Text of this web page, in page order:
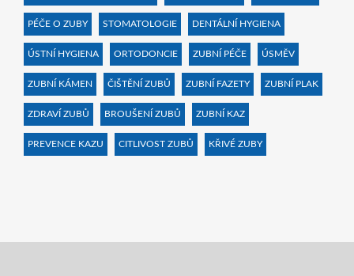
PÉČE O ZUBY STOMATOLOGIE DENTÁLNÍ HYGIENA
ÚSTNÍ HYGIENA ORTODONCIE ZUBNÍ PÉČE ÚSMĚV
ZUBNÍ KÁMEN ČIŠTĚNÍ ZUBŮ ZUBNÍ FAZETY ZUBNÍ PLAK
ZDRAVÍ ZUBŮ BROUŠENÍ ZUBŮ ZUBNÍ KAZ
PREVENCE KAZU CITLIVOST ZUBŮ KŘIVÉ ZUBY